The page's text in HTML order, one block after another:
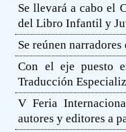
Se llevará a cabo el
del Libro Infantil y
Se reúnen
Con el eje puesto
Traducción
V Feria
autores y editores a